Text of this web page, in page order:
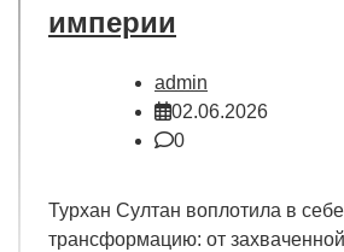
империи
admin
02.06.2026
0
Турхан Султан воплотила в
трансформацию: от